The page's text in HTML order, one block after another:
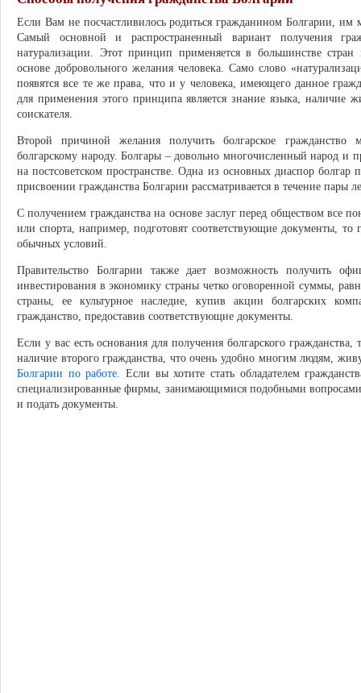
Если Вам не посчастливилось родиться гражданином Болгарии, им
Самый основной и распространенный вариант получения
натурализации. Этот принцип применяется в большинстве
основе добровольного желания человека. Само слово
появятся все те же права, что и у человека, имеющего данное
для применения этого принципа является знание языка, наличие
соискателя.
Второй причиной желания получить болгарское гражданство
болгарскому народу. Болгары – довольно многочисленный народ
на постсоветском пространстве. Одна из основных диаспор
присвоении гражданства Болгарии рассматривается в течение пары
С получением гражданства на основе заслуг перед обществом все
или спорта, например, подготовят соответствующие документы,
обычных условий.
Правительство Болгарии также дает возможность получить
инвестирования в экономику страны четко оговоренной суммы,
страны, ее культурное наследие, купив акции болгарских
гражданство, предоставив соответствующие документы.
Если у вас есть основания для получения болгарского
наличие второго гражданства, что очень удобно многим людям,
Болгарии по работе. Если вы хотите стать обладателем
специализированные фирмы, занимающимися подобными
и подать документы.